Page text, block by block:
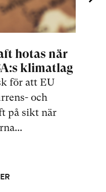
hotas när
klimatlag
för att EU
och
på sikt när